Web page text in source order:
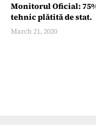
Monitorul Oficial:
tehnic plătită de stat.
March 21, 2020